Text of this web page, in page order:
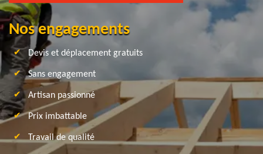
Nos engagements
Devis et déplacement gratuits
Sans engagement
Artisan passionné
Prix imbattable
Travail de qualité